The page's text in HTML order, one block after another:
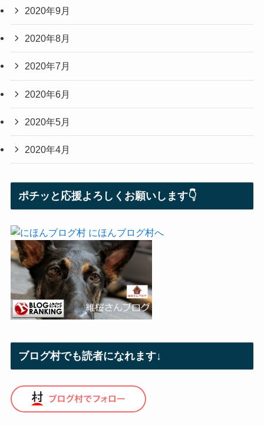
2020年9月
2020年8月
2020年7月
2020年6月
2020年5月
2020年4月
ポチッと応援よろしくお願いします👇
ブログ村でも読者になれます↓